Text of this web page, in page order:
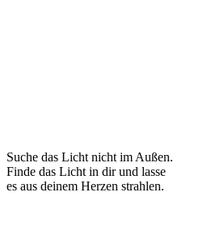
Suche das Licht nicht im Außen.
Finde das Licht in dir und lasse
es aus deinem Herzen strahlen.